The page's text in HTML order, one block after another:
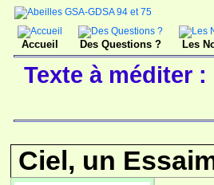
Accueil Des Questions ? Les
Texte à méditer :
Ciel, un